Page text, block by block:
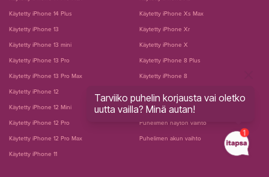
Käytetty iPhone 14 Plus
Käytetty iPhone 13
Käytetty iPhone 13 mini
Käytetty iPhone 13 Pro
Käytetty iPhone 13 Pro Max
Käytetty iPhone 12
Käytetty iPhone 12 Mini
Käytetty iPhone 12 Pro
Käytetty iPhone 12 Pro Max
Käytetty iPhone 11
Käytetty iPhone Xs Max
Käytetty iPhone Xr
Käytetty iPhone X
Käytetty iPhone 8 Plus
Käytetty iPhone 8
Käytetty iPhone 7
Puhelimen näytön vaihto
Puhelimen akun vaihto
Tarviiko puhelin korjausta vai oletko
uutta vailla? Minä autan!